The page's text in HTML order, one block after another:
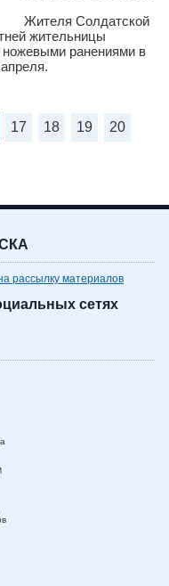
Жителя Солдатской
жительницы
ранениями в
17 18 19 20
рассылку материалов
сетях